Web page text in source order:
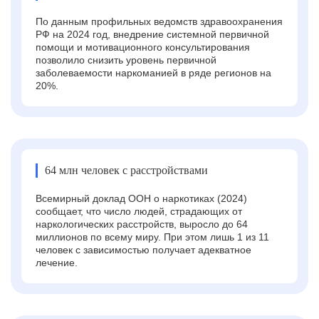
По данным профильных ведомств здравоохранения
РФ на 2024 год, внедрение системной первичной
помощи и мотивационного консультирования
позволило снизить уровень первичной
заболеваемости наркоманией в ряде регионов на
20%.
64 млн человек с расстройствами
Всемирный доклад ООН о наркотиках (2024)
сообщает, что число людей, страдающих от
наркологических расстройств, выросло до 64
миллионов по всему миру. При этом лишь 1 из 11
человек с зависимостью получает адекватное
лечение.